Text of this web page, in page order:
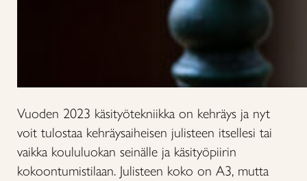
Vuoden 2023 käsityötekniikka on kehräys ja nyt
voit tulostaa kehräysaiheisen julisteen itsellesi tai
vaikka koululuokan seinälle ja käsityöpiirin
kokoontumistilaan. Julisteen koko on A3, mutta